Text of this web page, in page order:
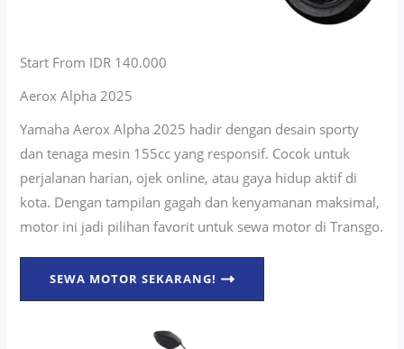
Start From IDR 140.000
Aerox Alpha 2025
Yamaha Aerox Alpha 2025 hadir dengan desain sporty
dan tenaga mesin 155cc yang responsif. Cocok untuk
perjalanan harian, ojek online, atau gaya hidup aktif di
kota. Dengan tampilan gagah dan kenyamanan maksimal,
motor ini jadi pilihan favorit untuk sewa motor di Transgo.
SEWA MOTOR SEKARANG!